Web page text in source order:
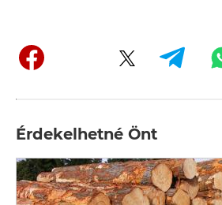
Érdekelhetné Önt